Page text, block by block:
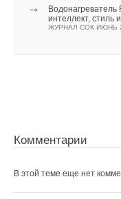
→
интеллект, стиль
ЖУРНАЛ СОК ИЮНЬ
Комментарии
В этой теме еще нет